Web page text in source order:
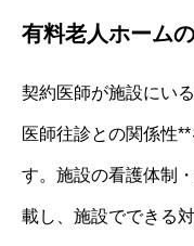
有料老人ホーム
契約医師が施設にい
医師往診との関係性
す。施設の看護体制
載し、施設でできる